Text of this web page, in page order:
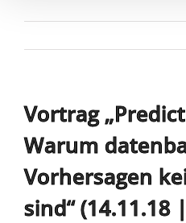
Vortrag
Warum
Vorhersagen
sind“